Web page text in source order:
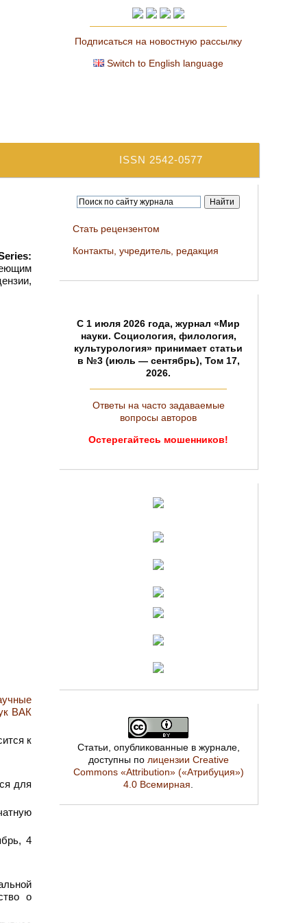
Подписаться на новостную рассылку
Switch to English language
ISSN 2542-0577
ВАК
к
для
4
о
Стать рецензентом
Контакты, учредитель, редакция
C 1 июля 2026 года, журнал «Мир
науки. Социология, филология,
культурология» принимает статьи
в №3 (июль — сентябрь), Том 17,
2026.
Ответы на часто задаваемые
вопросы авторов
Остерегайтесь мошенников!
Статьи, опубликованные в журнале,
доступны по лицензии Creative
Commons «Attribution» («Атрибуция»)
4.0 Всемирная.